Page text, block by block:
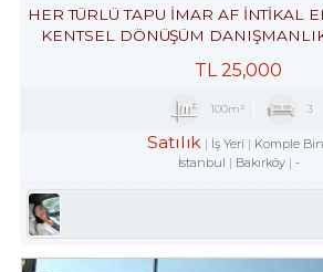
HER TÜRLÜ TAPU İMAR AF İNTİKAL
KENTSEL DÖNÜŞÜM
TL25,000
100m² 3
Satılık İş Yeri
Komple
İstanbul
Bakırköy -